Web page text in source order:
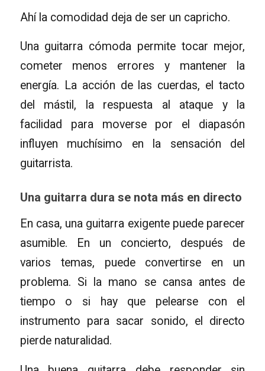
Ahí la comodidad deja de ser un capricho.
Una guitarra cómoda permite tocar mejor,
cometer menos errores y mantener la
energía. La acción de las cuerdas, el tacto
del mástil, la respuesta al ataque y la
facilidad para moverse por el diapasón
influyen muchísimo en la sensación del
guitarrista.
Una guitarra dura se nota más en directo
En casa, una guitarra exigente puede parecer
asumible. En un concierto, después de
varios temas, puede convertirse en un
problema. Si la mano se cansa antes de
tiempo o si hay que pelearse con el
instrumento para sacar sonido, el directo
pierde naturalidad.